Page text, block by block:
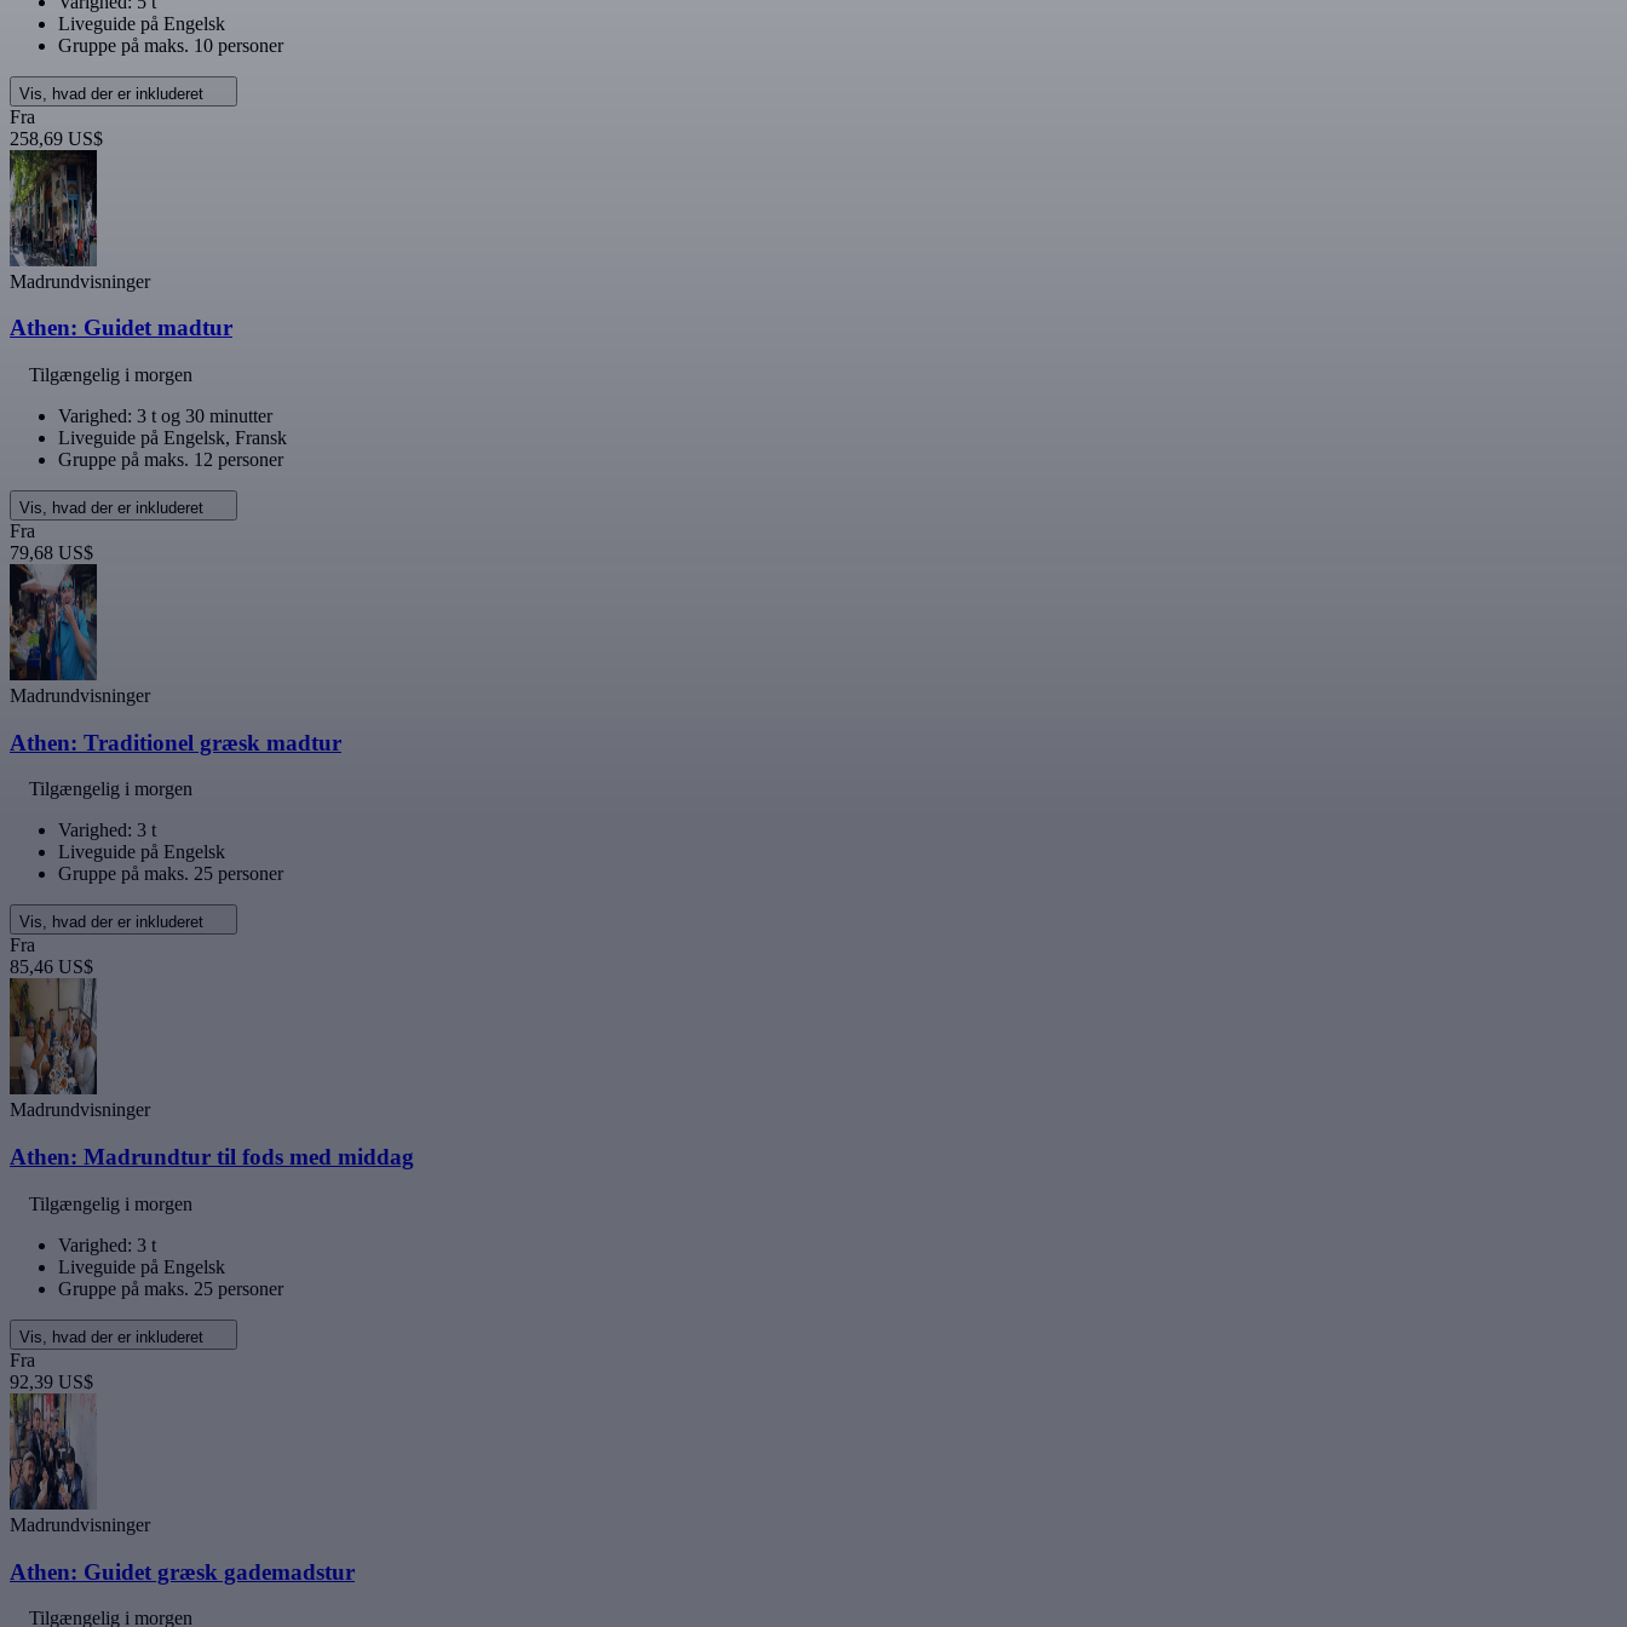
Liveguide på Engelsk
Gruppe på maks. 10 personer
Vis, hvad der er inkluderet
Fra
258,69 US$
Madrundvisninger
Athen: Guidet madtur
Tilgængelig i morgen
Varighed: 3 t og 30 minutter
Liveguide på Engelsk, Fransk
Gruppe på maks. 12 personer
Vis, hvad der er inkluderet
Fra
79,68 US$
Madrundvisninger
Athen: Traditionel græsk madtur
Tilgængelig i morgen
Varighed: 3 t
Liveguide på Engelsk
Gruppe på maks. 25 personer
Vis, hvad der er inkluderet
Fra
85,46 US$
Madrundvisninger
Athen: Madrundtur til fods med middag
Tilgængelig i morgen
Varighed: 3 t
Liveguide på Engelsk
Gruppe på maks. 25 personer
Vis, hvad der er inkluderet
Fra
92,39 US$
Madrundvisninger
Athen: Guidet græsk gademadstur
Tilgængelig i morgen